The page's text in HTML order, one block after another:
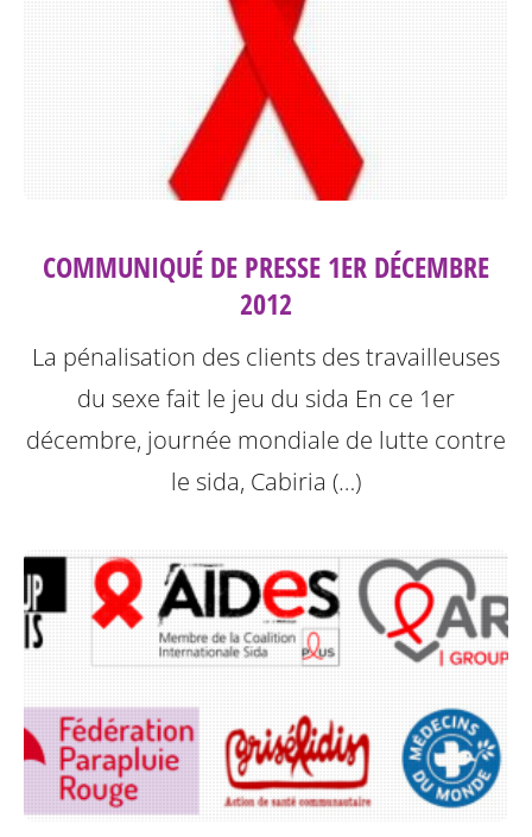
COMMUNIQUÉ DE PRESSE 1ER DÉCEMBRE
2012
La pénalisation des clients des travailleuses
du sexe fait le jeu du sida En ce 1er
décembre, journée mondiale de lutte contre
le sida, Cabiria (…)